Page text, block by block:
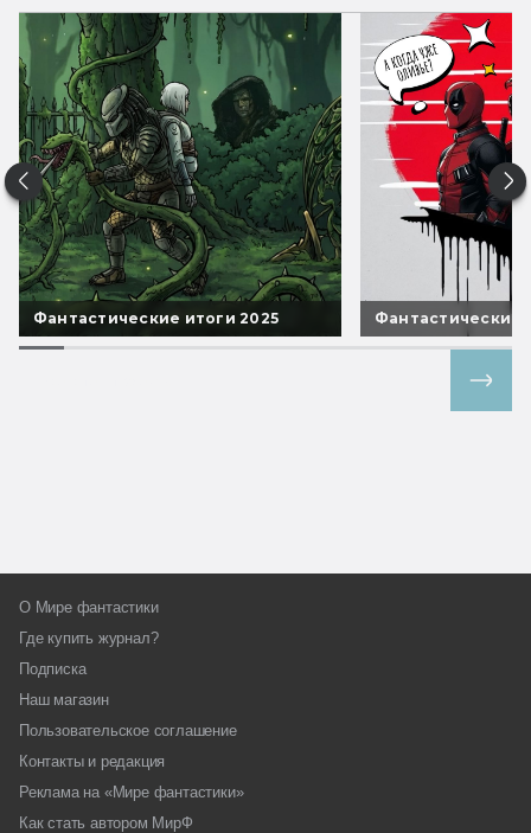
Фантастические итоги 2025 Фантастические
О Мире фантастики
Где купить журнал?
Подписка
Наш магазин
Пользовательское соглашение
Контакты и редакция
Реклама на «Мире фантастики»
Как стать автором МирФ